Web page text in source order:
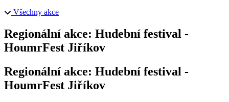
Všechny akce
Regionální akce: Hudební festival -
HoumrFest Jiříkov
Regionální akce: Hudební festival -
HoumrFest Jiříkov